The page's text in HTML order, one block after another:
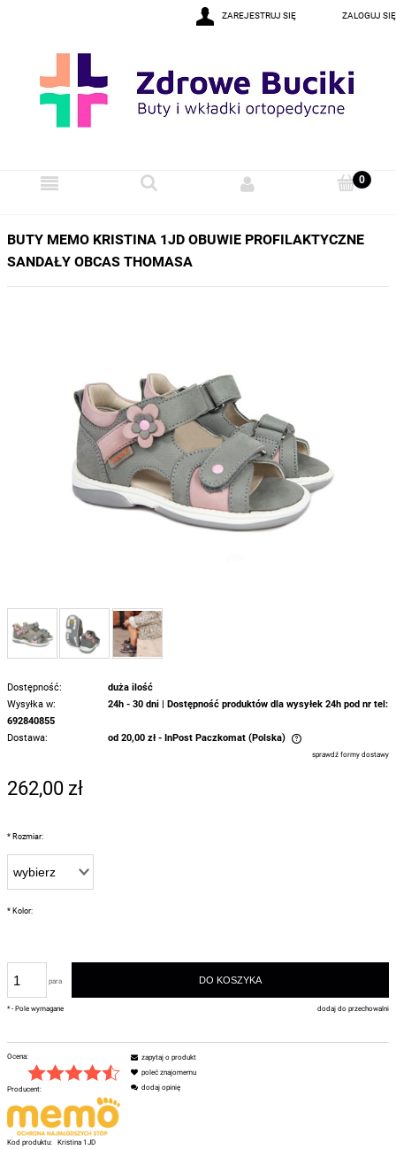
ZAREJESTRUJ SIĘ ZALOGUJ SIĘ
BUTY MEMO KRISTINA 1JD OBUWIE PROFILAKTYCZNE
SANDAŁY OBCAS THOMASA
Dostępność:
duża ilość
Wysyłka w:
24h - 30 dni | Dostępność produktów dla wysyłek 24h pod nr tel:
692840855
Dostawa:
od 20,00 zł - InPost Paczkomat (Polska)
sprawdź formy dostawy
262,00 zł
* Rozmiar:
* Kolor:
para DO KOSZYKA
dodaj do przechowalni
*- Pole wymagane
Ocena:
Producent:
Kod produktu: Kristina 1JD
zapytaj o produkt
poleć znajomemu
dodaj opinię